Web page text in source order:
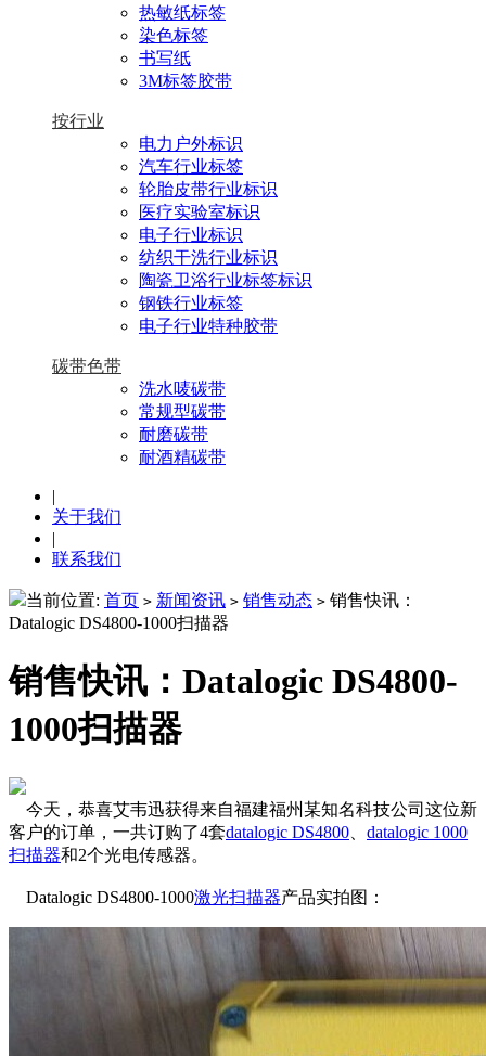
热敏纸标签
染色标签
书写纸
3M标签胶带
按行业
电力户外标识
汽车行业标签
轮胎皮带行业标识
医疗实验室标识
电子行业标识
纺织干洗行业标识
陶瓷卫浴行业标签标识
钢铁行业标签
电子行业特种胶带
碳带色带
洗水唛碳带
常规型碳带
耐磨碳带
耐酒精碳带
|
关于我们
|
联系我们
当前位置: 首页 > 新闻资讯 > 销售动态 > 销售快讯：
Datalogic DS4800-1000扫描器
销售快讯：Datalogic DS4800-
1000扫描器
今天，恭喜艾韦迅获得来自福建福州某知名科技公司这位新
客户的订单，一共订购了4套datalogic DS4800
datalogic 1000
扫描器和2个光电传感器。
Datalogic DS4800-1000激光扫描器产品实拍图：